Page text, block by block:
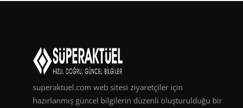
superaktuel.com web sitesi ziyaretçiler için
hazırlanmış güncel bilgilerin düzenli oluşturulduğu bir